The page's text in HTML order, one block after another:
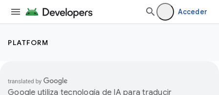
Acceder
PLATFORM
Google utiliza tecnología de IA para traducir